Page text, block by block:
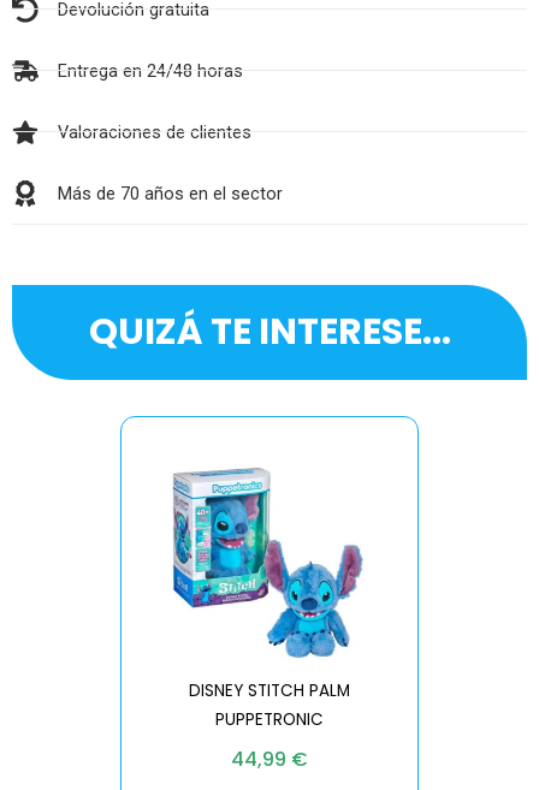
Devolución gratuita
Entrega en 24/48 horas
Valoraciones de clientes
Más de 70 años en el sector
QUIZÁ TE INTERESE...
DISNEY STITCH PALM
PUPPETRONIC
44,99 €